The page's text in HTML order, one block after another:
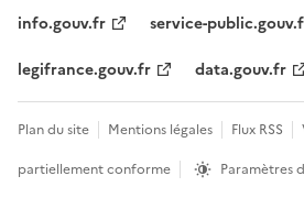
info.gouv.fr
service-
legifrance.gouv.fr
data.gouv.fr
Plan du site Mentions légales Flux RSS
partiellement conforme
Paramètres